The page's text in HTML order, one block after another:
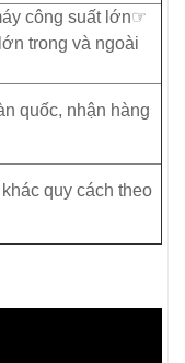
công suất lớn☞
trong và ngoài
quốc, nhận hàng
quy cách theo